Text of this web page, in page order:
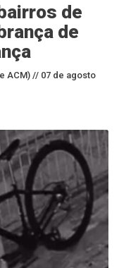
de
de
ACM) // 07 de agosto